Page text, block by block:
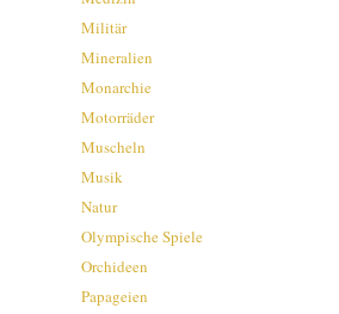
Militär
Mineralien
Monarchie
Motorräder
Muscheln
Musik
Natur
Olympische Spiele
Orchideen
Papageien